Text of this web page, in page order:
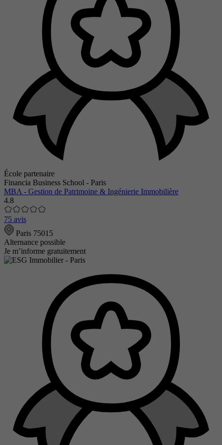
École partenaire
Financia Business School - Paris
MBA - Gestion de Patrimoine & Ingénierie Immobilière
4.8
75 avis
Paris 75015
Alternance possible
Je m’informe gratuitement